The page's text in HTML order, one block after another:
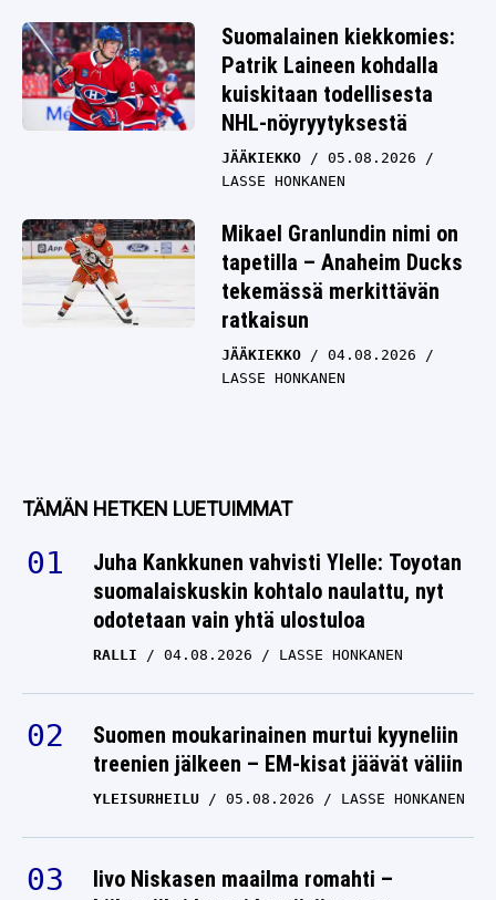
Suomalainen kiekkomies:
Patrik Laineen kohdalla
kuiskitaan todellisesta
NHL-nöyryytyksestä
JÄÄKIEKKO
05.08.2026
LASSE HONKANEN
Mikael Granlundin nimi on
tapetilla – Anaheim Ducks
tekemässä merkittävän
ratkaisun
JÄÄKIEKKO
04.08.2026
LASSE HONKANEN
suomalaiskuskin kohtalo naulattu, nyt
odotetaan vain yhtä ulostuloa
RALLI 04.08.2026 LASSE HONKANEN
Suomen moukarinainen murtui kyyneliin
treenien jälkeen – EM-kisat jäävät väliin
YLEISURHEILU 05.08.2026 LASSE HONKANEN
Iivo Niskasen maailma romahti –
hiihtotähti lausui hyytävät sanat